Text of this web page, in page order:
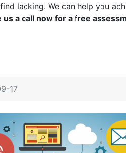
lacking. We can help you
us a call now for a free
17